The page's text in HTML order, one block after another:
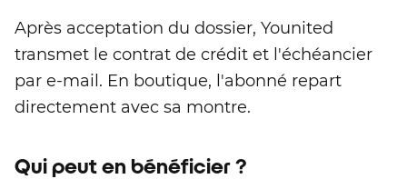
Après acceptation du dossier, Younited
transmet le contrat de crédit et l'échéancier
par e-mail. En boutique, l'abonné repart
directement avec sa montre.
Qui peut en bénéficier ?